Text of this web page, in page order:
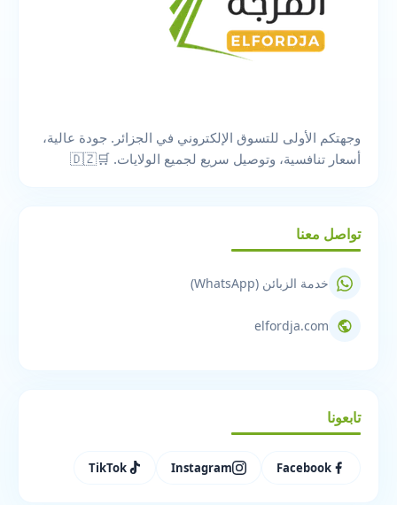
وجهتكم الأولى للتسوق الإلكتروني في الجزائر. جودة عالية،
أسعار تنافسية، وتوصيل سريع لجميع الولايات. 🛒🇩🇿
تواصل معنا
خدمة الزبائن (WhatsApp)
elfordja.com
تابعونا
Facebook
Instagram
TikTok